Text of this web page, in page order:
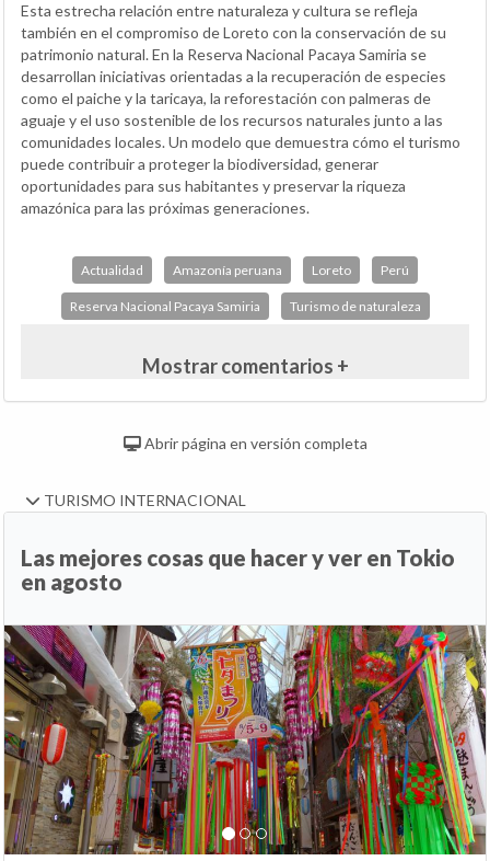
Esta estrecha relación entre naturaleza y cultura se refleja
también en el compromiso de Loreto con la conservación de su
patrimonio natural. En la Reserva Nacional Pacaya Samiria se
desarrollan iniciativas orientadas a la recuperación de especies
como el paiche y la taricaya, la reforestación con palmeras de
aguaje y el uso sostenible de los recursos naturales junto a las
comunidades locales. Un modelo que demuestra cómo el turismo
puede contribuir a proteger la biodiversidad, generar
oportunidades para sus habitantes y preservar la riqueza
amazónica para las próximas generaciones.
Actualidad Amazonía peruana Loreto Perú
Reserva Nacional Pacaya Samiria Turismo de naturaleza
Mostrar comentarios +
Abrir página en versión completa
TURISMO INTERNACIONAL
Las mejores cosas que hacer y ver en Tokio
en agosto
Anterior